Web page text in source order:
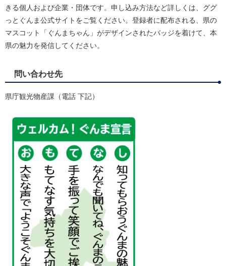
きる個人および企業・団体です。申し込み方法など詳しくは、ググ
っとぐんま公式サイトをご覧ください。登録者に配布される、県の
マスコット「ぐんまちゃん」がデザインされたバッジを着けて、本
県の魅力を発信してください。
問い合わせ先
県庁観光物産課（電話 下記）